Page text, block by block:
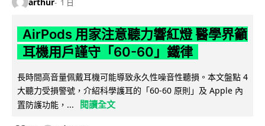
1 日
AirPods 用家注意聽力響紅燈 醫學界籲
耳機用戶謹守「60-60」鐵律
長時間高音量佩戴耳機可能導致永久性噪音性聽損。本文盤點 4
大聽力受損警號，介紹科學護耳的「60-60 原則」及 Apple 內
置防護功能，...
閱讀全文